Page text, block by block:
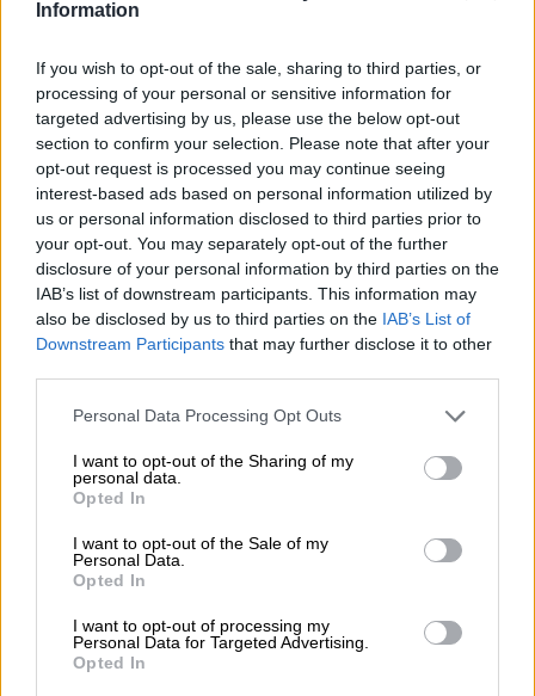
Information
If you wish to opt-out of the sale, sharing to third parties, or
processing of your personal or sensitive information for
targeted advertising by us, please use the below opt-out
section to confirm your selection. Please note that after your
opt-out request is processed you may continue seeing
interest-based ads based on personal information utilized by
us or personal information disclosed to third parties prior to
your opt-out. You may separately opt-out of the further
disclosure of your personal information by third parties on the
IAB’s list of downstream participants. This information may
also be disclosed by us to third parties on the IAB’s List of
Downstream Participants that may further disclose it to other
Personal Data Processing Opt Outs
I want to opt-out of the Sharing of my
personal data.
Opted In
I want to opt-out of the Sale of my
Personal Data.
Opted In
I want to opt-out of processing my
Personal Data for Targeted Advertising.
Opted In
Πέντε κινήσεις «ματ» του Ασφαλιστικού
Διαμεσολαβητή για μια επιτυχημένη
αξίωση
Πότε η Οδική Βοήθεια μεταφέρει ένα όχημα σε
07.11.2024
Πότε η Οδική Βοήθεια μεταφέρει ένα
όχημα σε τοπικό συνεργείο;
Ποιες παροχές προβλέπουν τα ασφαλιστήρια
04.11.2024
Ποιες παροχές προβλέπουν τα
ασφαλιστήρια υγείας για τα Δημόσια
Νοσοκομεία;
Ροή ειδήσεων Δημοφιλή